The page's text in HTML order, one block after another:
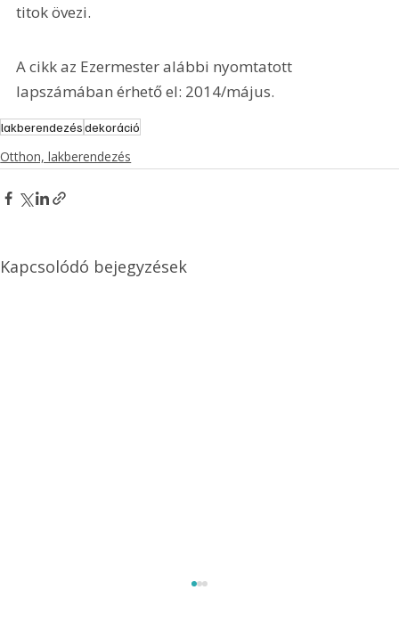
titok övezi.
A cikk az Ezermester alábbi nyomtatott
lapszámában érhető el: 2014/május.
lakberendezésdekoráció
Otthon, lakberendezés
Kapcsolódó bejegyzések